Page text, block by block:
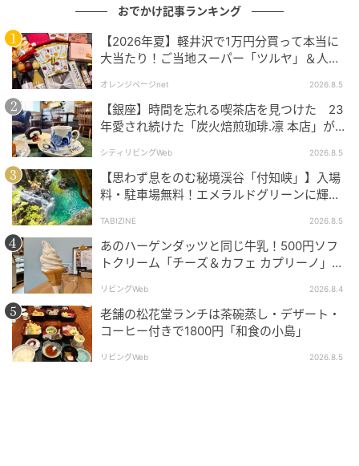
落ち着くインテリア
おでかけ記事ランキング
【2026年夏】軽井沢で1万円分買って本当に
大当たり！ご当地スーパー「ツルヤ」＆人気
オレンジページnet 2026.8.5
【銀座】時間を忘れる喫茶店を見つけた 23
年愛され続けた「炭火焙煎珈琲.凛 本店」がも
シティリビングWeb 2026.8.5
【思わず息をのむ秘境渓谷「付知峡」】入場
料・駐車場無料！エメラルドグリーンに輝く
TABIZINE 2026.8.5
あのハーゲンダッツと同じ牛乳！500円ソフ
トクリーム「チーズ＆カフェ カプリーノ」
リビングWeb 2026.8.4
老舗の松花堂ランチは茶碗蒸し・デザート・
コーヒー付きで1800円「和食の小島」
リビングWeb 2026.8.5